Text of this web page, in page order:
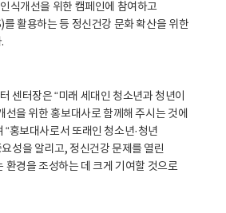
식개선을 위한 캠페인에 참여하고
활용하는 등 정신건강 문화 확산을 위한
센터장은 “미래 세대인 청소년과 청년이
선을 위한 홍보대사로 함께해 주시는 것에
“홍보대사로서 또래인 청소년·청년
성을 알리고, 정신건강 문제를 열린
환경을 조성하는 데 크게 기여할 것으로